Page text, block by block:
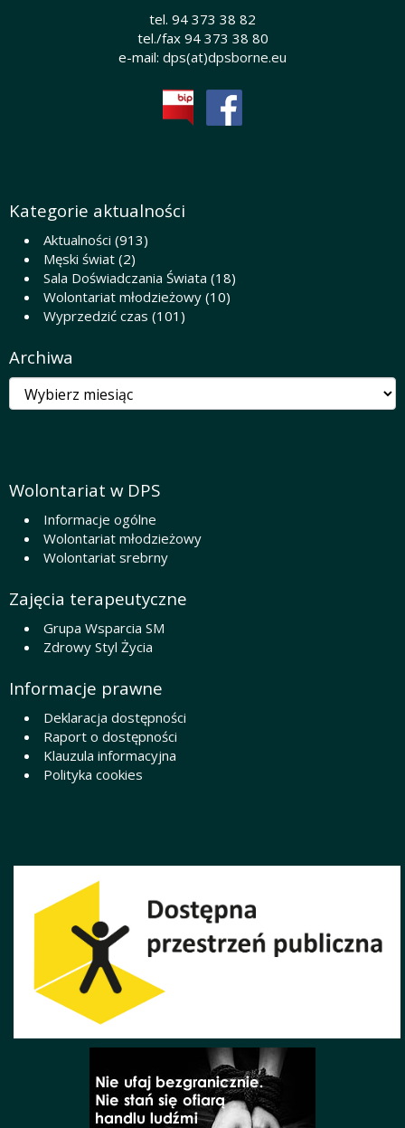
tel. 94 373 38 82
tel./fax 94 373 38 80
e-mail: dps(at)dpsborne.eu
Kategorie aktualności
Aktualności (913)
Męski świat (2)
Sala Doświadczania Świata (18)
Wolontariat młodzieżowy (10)
Wyprzedzić czas (101)
Archiwa
Archiwa
Wolontariat w DPS
Informacje ogólne
Wolontariat młodzieżowy
Wolontariat srebrny
Zajęcia terapeutyczne
Grupa Wsparcia SM
Zdrowy Styl Życia
Informacje prawne
Deklaracja dostępności
Raport o dostępności
Klauzula informacyjna
Polityka cookies